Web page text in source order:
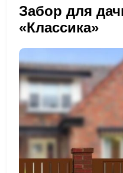
Забор для
«Классика»